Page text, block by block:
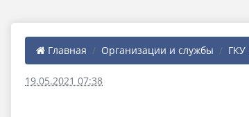
Главная Организации и службы ГКУ
19.05.2021 07:38